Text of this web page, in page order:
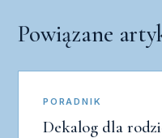
Powiązane
PORADNIK
Dekalog dla